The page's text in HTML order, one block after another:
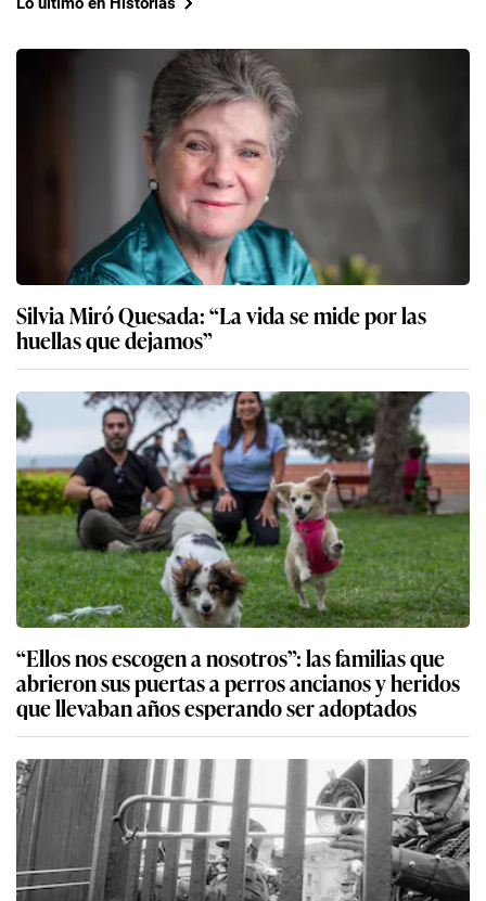
Silvia Miró Quesada: “La vida se mide por las
huellas que dejamos”
“Ellos nos escogen a nosotros”: las familias que
abrieron sus puertas a perros ancianos y heridos
que llevaban años esperando ser adoptados